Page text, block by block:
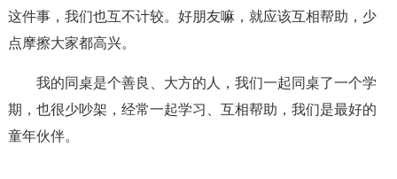
这件事，我们也互不计较。好朋友嘛，就应该互相帮助，少
点摩擦大家都高兴。
我的同桌是个善良、大方的人，我们一起同桌了一个学
期，也很少吵架，经常一起学习、互相帮助，我们是最好的
童年伙伴。